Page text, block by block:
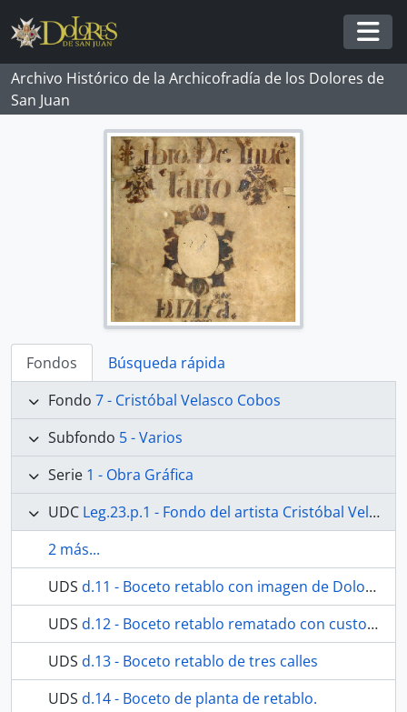
Skip to main content
Archivo Histórico de la Archicofradía de los Dolores de
San Juan
Fondos
Búsqueda rápida
Fondo 7 - Cristóbal Velasco Cobos
Subfondo 5 - Varios
Serie 1 - Obra Gráfica
UDC Leg.23.p.1 - Fondo del artista Cristóbal Velasco Cobos
2 más...
UDS d.11 - Boceto retablo con imagen de Dolorosa
UDS d.12 - Boceto retablo rematado con custodia.
UDS d.13 - Boceto retablo de tres calles
UDS d.14 - Boceto de planta de retablo.